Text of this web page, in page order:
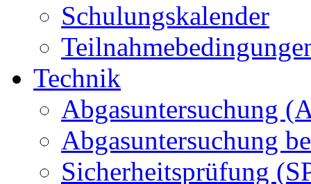
Schulungskalender
Technik
Abgasuntersuchung
Abgasuntersuchung
Sicherheitsprüfung